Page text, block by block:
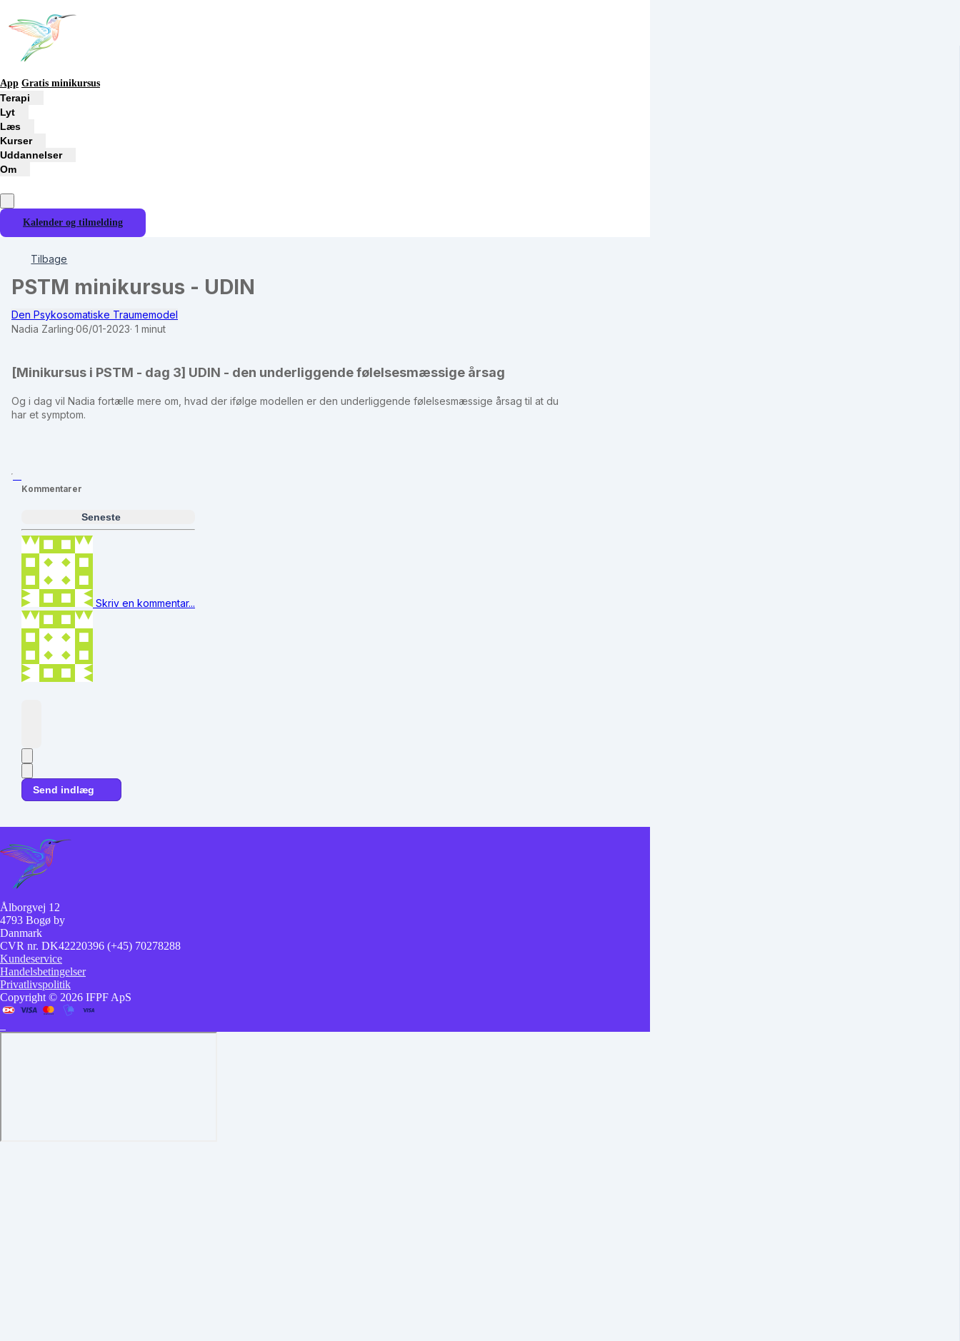
App Gratis minikursus
Terapi
Lyt
Læs
Kurser
Uddannelser
Om
Kalender og tilmelding
Tilbage
PSTM minikursus - UDIN
Den Psykosomatiske Traumemodel
Nadia Zarling·06/01-2023· 1 minut
[Minikursus i PSTM - dag 3] UDIN - den underliggende følelsesmæssige årsag
Og i dag vil Nadia fortælle mere om, hvad der ifølge modellen er den underliggende følelsesmæssige årsag til at du
har et symptom.
Kommentarer
Seneste
Skriv en kommentar...
Send indlæg
Ålborgvej 12
4793 Bogø by
Danmark
CVR nr. DK42220396 (+45) 70278288
Kundeservice
Handelsbetingelser
Privatlivspolitik
Copyright © 2026 IFPF ApS